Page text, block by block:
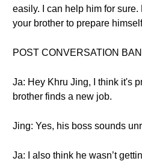
easily. I can help him for sure.
your brother to prepare
POST CONVERSATION
Ja: Hey Khru Jing, I think it's
brother finds a new job.
Jing: Yes, his boss sounds
Ja: I also think he wasn’t